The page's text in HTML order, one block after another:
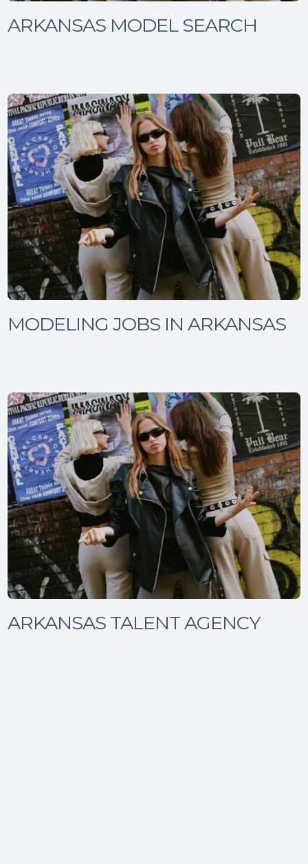
ARKANSAS MODEL SEARCH
MODELING JOBS IN ARKANSAS
ARKANSAS TALENT AGENCY